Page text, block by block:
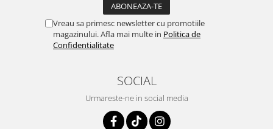
Vreau sa primesc newsletter cu promotiile
magazinului. Afla mai multe in Politica de
Confidentialitate
SOCIAL
Urmareste-ne in social media